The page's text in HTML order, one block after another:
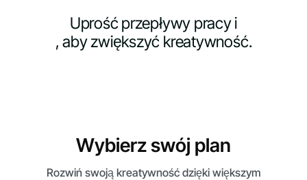
Uprość przepływy pracy i
, aby zwiększyć kreatywność.
Wybierz swój plan
Rozwiń swoją kreatywność dzięki większym